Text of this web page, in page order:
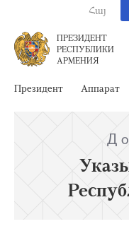
Հայ
ПРЕЗИДЕНТ
РЕСПУБЛИКИ
АРМЕНИЯ
Президент Аппарат